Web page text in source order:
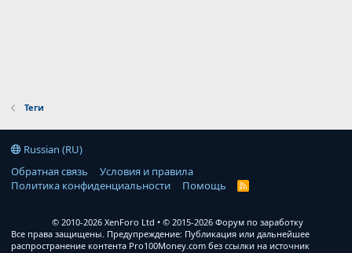
Теги
Russian (RU)
Обратная связь
Условия и правила
Политика конфиденциальности
Помощь
R
© 2010-2026 XenForo Ltd
© 2015-2026 Форум по заработку
Все права защищены. Предупреждение: Публикация или дальнейшее
распространение контента Pro100Money.com без ссылки на источник